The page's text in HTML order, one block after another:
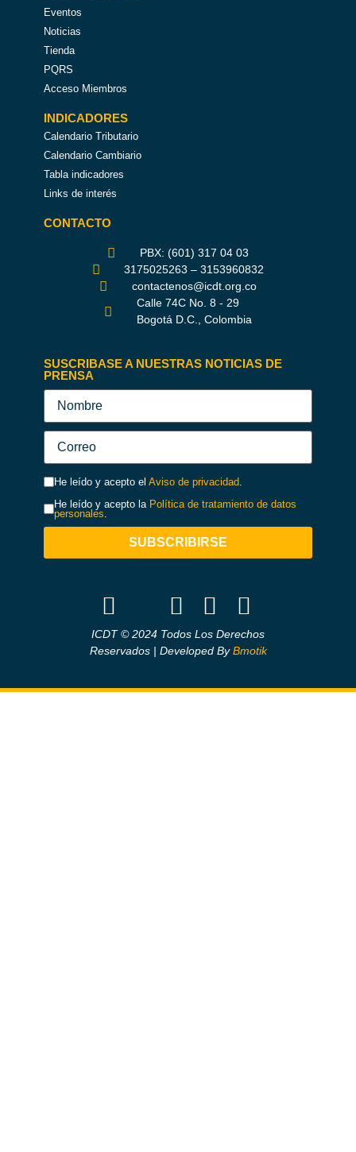
Eventos
Noticias
Tienda
PQRS
Acceso Miembros
INDICADORES
Calendario Tributario
Calendario Cambiario
Tabla indicadores
Links de interés
CONTACTO
PBX: (601) 317 04 03
3175025263 – 3153960832
contactenos@icdt.org.co
Calle 74C No. 8 - 29
Bogotá D.C., Colombia
SUSCRIBASE A NUESTRAS NOTICIAS DE
PRENSA
He leído y acepto el Aviso de privacidad.
He leído y acepto la Política de tratamiento de datos
personales
SUBSCRIBIRSE
ICDT © 2024 Todos Los Derechos
Reservados | Developed ByBmotik